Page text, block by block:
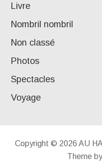
Livre
Nombril nombril
Non classé
Photos
Spectacles
Voyage
Copyright © 2026 AU
Theme